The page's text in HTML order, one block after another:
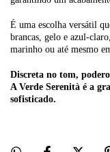
É uma escolha versátil
brancas, gelo e azul-
marinho ou até mesmo
Discreta no tom,
A Verde Serenità é a
sofisticado.